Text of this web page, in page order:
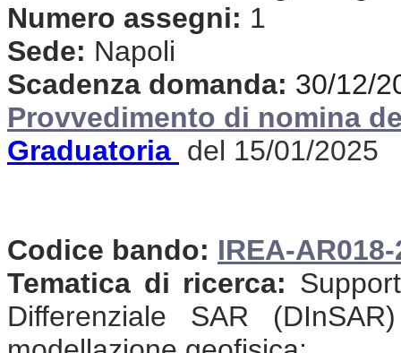
Numero assegni: 1
Sede: Napoli
Scadenza domanda: 30/12/
Provvedimento di nomina
Graduatoria del 15/01/2025
Codice bando: IREA-
Tematica di ricerca:
Differenziale SAR